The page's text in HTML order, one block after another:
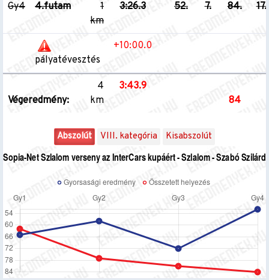
Gy4 4.futam
1
km
3:26.3 52. 7. 84. 17.
pályatévesztés
+10:00.0
Végeredmény:
4
km
3:43.9
84
Abszolút VIII. kategória Kisabszolút